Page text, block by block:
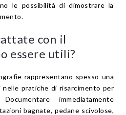
le possibilità di dimostrare la
con il
essere utili?
rappresentano spesso una
pratiche di risarcimento per
immediatamente
bagnate, pedane scivolose,